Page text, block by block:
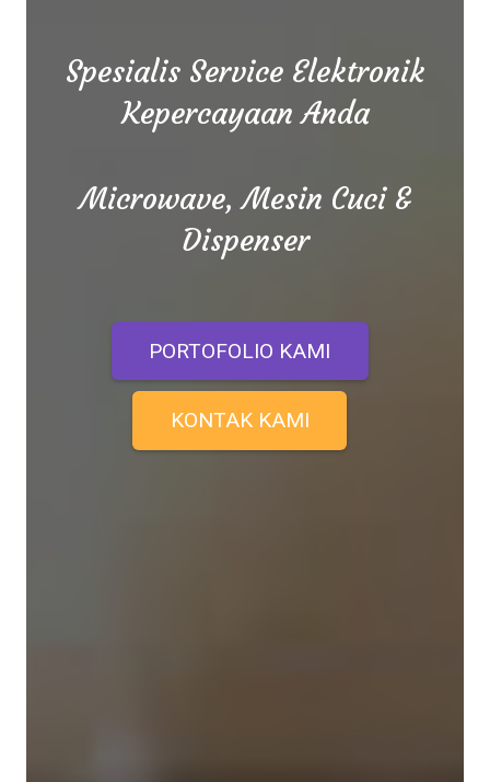
Spesialis Service Elektronik
Kepercayaan Anda
Microwave, Mesin Cuci &
Dispenser
PORTOFOLIO KAMI
KONTAK KAMI